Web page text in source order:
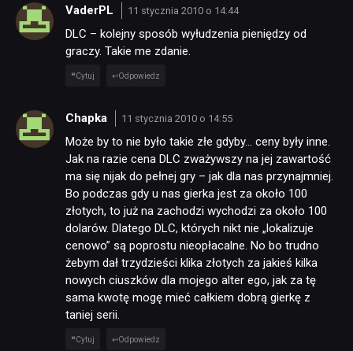
NEWSY
RECENZJE
PUBLICYSTYKA
VaderPL 11 stycznia 2010 o 14:44
DLC – kolejny sposób wyłudzenia pieniędzy od
graczy. Takie me zdanie.
Cytuj Odpowiedz
Chapka 11 stycznia 2010 o 14:55
Może by to nie było takie złe gdyby… ceny były inne.
Jak na razie cena DLC zważywszy na jej zawartość
ma się nijak do pełnej gry – jak dla nas przynajmniej.
Bo podczas gdy u nas gierka jest za około 100
złotych, to już na zachodzi wychodzi za około 100
dolarów. Dlatego DLC, których nikt nie „lokalizuje
cenowo” są poprostu nieopłacalne. No bo trudno
żebym dał trzydzieści klika złotych za jakieś kilka
nowych ciuszków dla mojego alter ego, jak za tę
sama kwotę mogę mieć całkiem dobrą gierkę z
taniej serii.
Cytuj Odpowiedz